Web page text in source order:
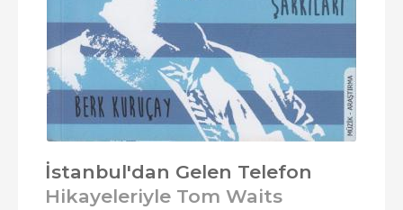
İstanbul'dan Gelen Telefon
Hikayeleriyle Tom Waits